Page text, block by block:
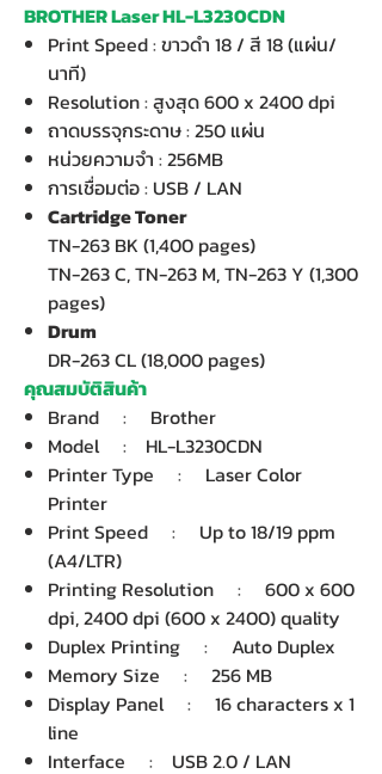
BROTHER Laser HL-L3230CDN
Print Speed : ขาวดำ 18 / สี 18 (แผ่น/
นาที)
Resolution : สูงสุด 600 x 2400 dpi
ถาดบรรจุกระดาษ : 250 แผ่น
หน่วยความจำ : 256MB
การเชื่อมต่อ : USB / LAN
Cartridge Toner
TN-263 BK (1,400 pages)
TN-263 C, TN-263 M, TN-263 Y (1,300
pages)
Drum
DR-263 CL (18,000 pages)
คุณสมบัติสินค้า
Brand : Brother
Model : HL-L3230CDN
Printer Type : Laser Color
Printer
Print Speed : Up to 18/19 ppm
(A4/LTR)
Printing Resolution : 600 x 600
dpi, 2400 dpi (600 x 2400) quality
Duplex Printing : Auto Duplex
Memory Size : 256 MB
Display Panel : 16 characters x 1
line
Interface : USB 2.0 / LAN